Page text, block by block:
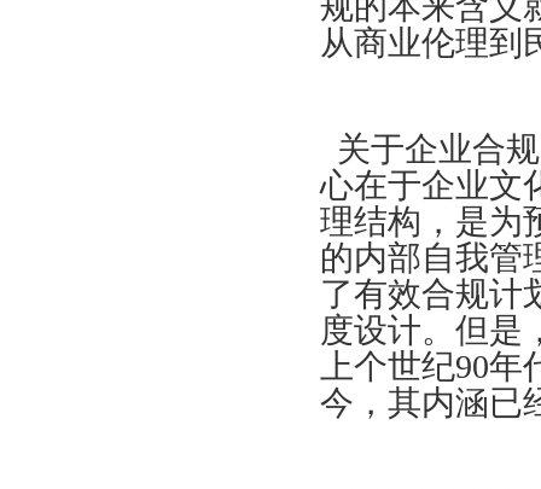
从商业伦理到
关于企业合
心在于企业文
理结构，是为
的内部自我管
了有效合规计
度设计。但是
上个世纪90年
今，其内涵已